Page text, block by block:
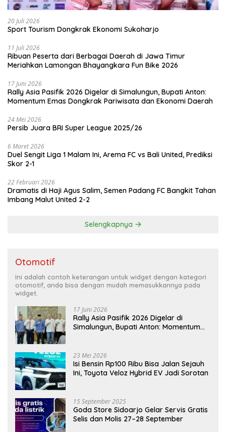
20 Juli 2026
Sport Tourism Dongkrak Ekonomi Sukoharjo
11 Juli 2026
Ribuan Peserta dari Berbagai Daerah di Jawa Timur
Meriahkan Lamongan Bhayangkara Fun Bike 2026
17 Juni 2026
Rally Asia Pasifik 2026 Digelar di Simalungun, Bupati Anton:
Momentum Emas Dongkrak Pariwisata dan Ekonomi Daerah
24 Mei 2026
Persib Juara BRI Super League 2025/26
6 Maret 2026
Duel Sengit Liga 1 Malam Ini, Arema FC vs Bali United, Prediksi
Skor 2-1
22 Februari 2026
Dramatis di Haji Agus Salim, Semen Padang FC Bangkit Tahan
Imbang Malut United 2-2
Selengkapnya
Otomotif
Ini adalah contoh keterangan untuk widget dengan kategori
otomotif, anda bisa dengan mudah memasukkannya pada
widget.
17 Juni 2026
Rally Asia Pasifik 2026 Digelar di
Simalungun, Bupati Anton: Momentum
23 Mei 2026
Isi Bensin Rp100 Ribu Bisa Jalan Sejauh
Ini, Toyota Veloz Hybrid EV Jadi Sorotan
15 September 2025
Goda Store Sidoarjo Gelar Servis Gratis
Selis dan Molis 27–28 September